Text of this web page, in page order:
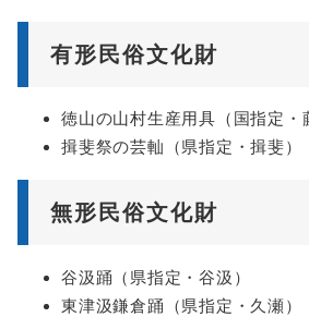
有形民俗文化財
徳山の山村生産用具（国指定・
揖斐祭の芸軕（県指定・揖斐）
無形民俗文化財
谷汲踊（県指定・谷汲）
東津汲鎌倉踊（県指定・久瀬）